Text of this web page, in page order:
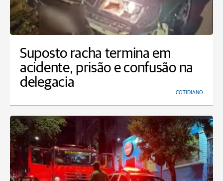
Suposto racha termina em
acidente, prisão e confusão na
delegacia
COTIDIANO